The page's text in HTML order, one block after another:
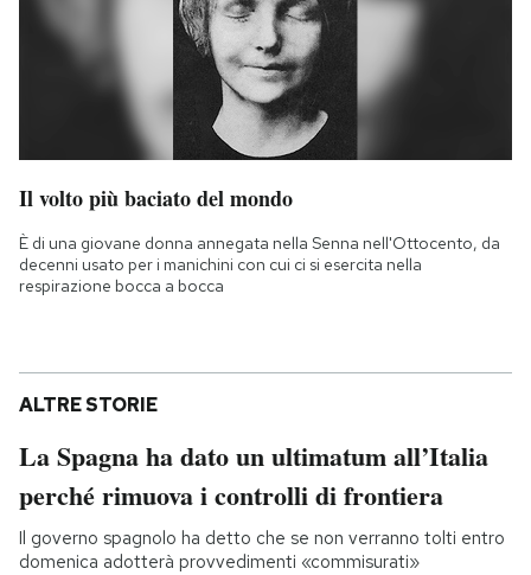
Il volto più baciato del mondo
È di una giovane donna annegata nella Senna nell'Ottocento, da
decenni usato per i manichini con cui ci si esercita nella
respirazione bocca a bocca
ALTRE STORIE
La Spagna ha dato un ultimatum all’Italia
perché rimuova i controlli di frontiera
Il governo spagnolo ha detto che se non verranno tolti entro
domenica adotterà provvedimenti «commisurati»